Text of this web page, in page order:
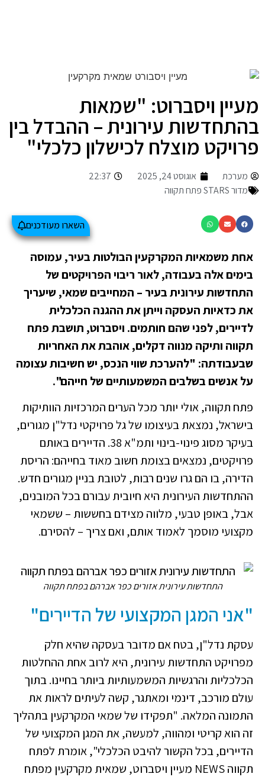
מעיין ויסברוט: "שמאות
בהתחדשות עירונית – ההבדל בין
פרויקט מוצלח לכישלון כלכלי"
מערכת אוגוסט 24, 2025
22:37
מדור STARS פתח תקווה
השארו מעודכנים
אחת משמאיות המקרקעין הבולטות בעיר, עמוסה
בימים אלה בעבודה, לאור ריבוי הפרויקטים של
התחדשות עירונית בעיר – המחייבים שמאי, שיעריך
את כדאיות העסקה וייתן את ההגנה הכלכלית
לדיירים, לפני שהם חותמים. ויסברוט, תושבת פתח
תקווה ותיקה מנווה דקלים, אוהבת את האחריות
שבעבודתה: "להערכת שווי הנכס, יש חשיבות עצומה
על אנשים בשלבים המשמעותיים של חייהם".
פתח תקווה, אולי יותר מכל הערים המרכזיות הוותיקות
בישראל, נמצאת בעיצומו של גל פרויקטי נדל"ן מגורים,
בעיקר מסוג פינוי-בינוי ותמ"א 38. הדיירים באותם
פרויקטים, נמצאים בצומת חשוב מאוד בחייהם: הריסת
הדירה, בו הם גרו שנים רבות, לטובת בניין מגורים חדש.
ההתחדשות העירונית היא חיובית עבורם בכל המובנים,
אבל, באופן טבעי, מלווה מצידם בחששות – ששמאי
מקצועי מוסמך לאמוד אותם, ואם צריך – להסירם.
התחדשות עירונית אזורים כפר אברהם בפתח תקווה
"אני המגן המקצועי של הדיירים"
עסקת נדל"ן, בטח אם מדובר בעסקה שהיא חלק
מפרויקט התחדשות עירונית, היא לרוב אחת ההחלטות
הכלכליות והרגשיות המשמעותיות ביותר בחיינו. בתוך
עולם מורכב, דינמי ומאתגר, קשה לעיתים לראות את
התמונה המלאה. "תפקידו של שמאי המקרקעין בתהליך
זה הוא קריטי ומהווה, למעשה, את המגן המקצועי של
הדיירים, בכל הקשור להיבט הכלכלי", אומרת לפתח
תקווה NEWS מעיין ויסברוט, שמאית מקרקעין מפתח